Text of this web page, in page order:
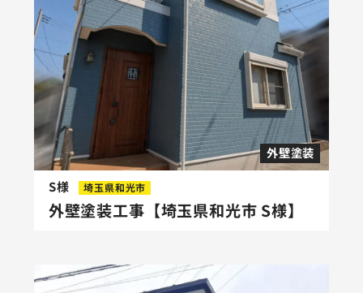
外壁塗装
S様 埼玉県和光市
外壁塗装工事【埼玉県和光市 S様】